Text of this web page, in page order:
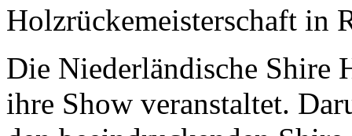
Holzrückemeisterschaft in
Die Niederländische Shire
ihre Show veranstaltet.